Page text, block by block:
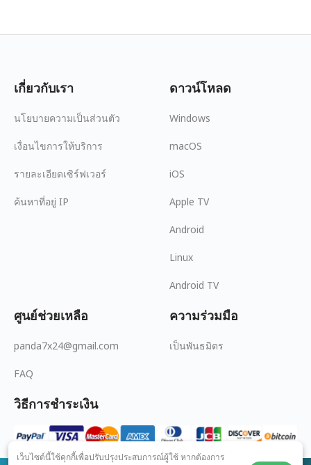
เกี่ยวกับเรา
นโยบายความเป็นส่วนตัว
เงื่อนไขการให้บริการ
รายละเอียดเซิร์ฟเวอร์
ค้นหาที่อยู่ IP
ดาวน์โหลด
Windows
macOS
iOS
Apple TV
Android
Linux
Android TV
ศูนย์ช่วยเหลือ
panda7x24@gmail.com
FAQ
ความร่วมมือ
เป็นพันธมิตร
วิธีการชำระเงิน
เว็บไซต์นี้ใช้คุกกี้เพื่อปรับปรุงประสบการณ์ผู้ใช้ หากต้องการ